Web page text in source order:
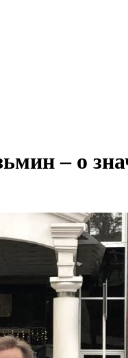
– о